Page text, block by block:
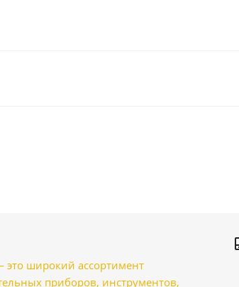
это широкий ассортимент
приборов, инструментов,